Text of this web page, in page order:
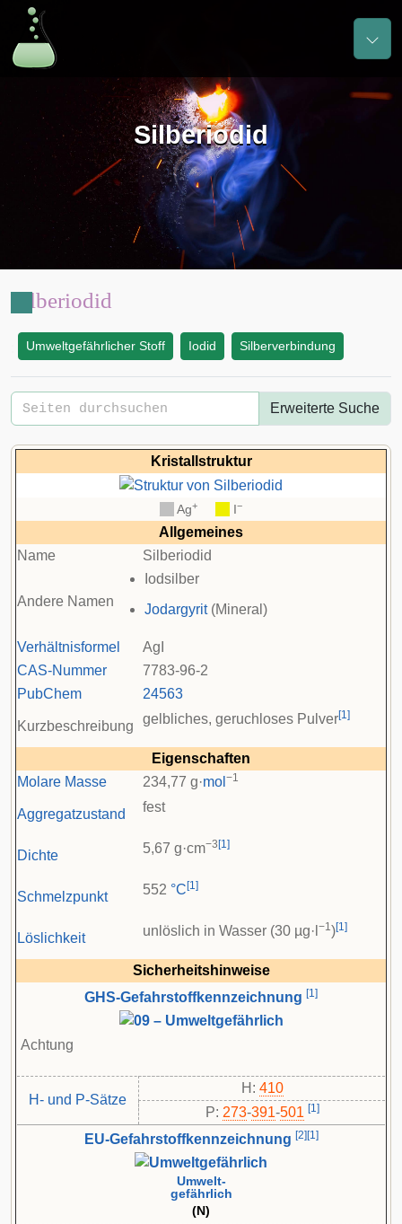
Silberiodid
Silberiodid
Umweltgefährlicher Stoff Iodid Silberverbindung
Erweiterte Suche
Kristallstruktur
Ag+ I−
Allgemeines
Name
Silberiodid
Andere Namen
Iodsilber
Jodargyrit(Mineral)
Verhältnisformel
AgI
CAS-Nummer
7783-96-2
PubChem
24563
Kurzbeschreibung gelbliches, geruchloses Pulver[1]
Eigenschaften
Molare Masse
234,77 g·mol −1
Aggregatzustand fest
Dichte 5,67 g·cm−3 [1]
Schmelzpunkt 552 °C [1]
Löslichkeit unlöslich in Wasser (30 µg·l −1)[1]
Sicherheitshinweise
GHS-Gefahrstoffkennzeichnung [1]
Achtung
H- und P-Sätze
H: 410
P: 273-​391-​501 [1]
EU-Gefahrstoffkennzeichnung [2] [1]
Umwelt-
gefährlich
(N)